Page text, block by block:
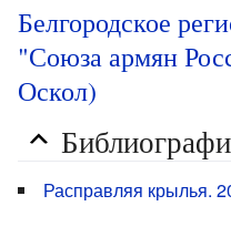
Белгородское
"Союза армян
Оскол)
Расправляя крылья.